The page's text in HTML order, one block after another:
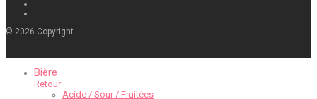
© 2026 Copyright
Bière
Retour
Acide / Sour / Fruitées